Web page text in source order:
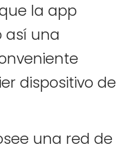
la app
así una
dispositivo de
una red de